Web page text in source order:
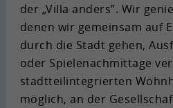
der „Villa an­ders”. Wir
denen wir ge­mein­sam auf
durch die Stadt gehen,
oder Spie­le­nach­mit­ta­ge
stadt­teil­in­te­grier­ten
mög­lich, an der